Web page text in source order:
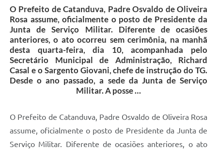
Contato
Editais
O Prefeito de Catanduva, Padre Osvaldo de Oliveira
Rosa assume, oficialmente o posto de Presidente da
Junta de Serviço Militar. Diferente de ocasiões
anteriores, o ato ocorreu sem cerimônia, na manhã
desta quarta-feira, dia 10, acompanhada pelo
Secretário Municipal de Administração, Richard
Casal e o Sargento Giovani, chefe de instrução do TG.
Desde o ano passado, a sede da Junta de Serviço
Militar. A posse …
O Prefeito de Catanduva, Padre Osvaldo de Oliveira Rosa
assume, oficialmente o posto de Presidente da Junta de
Serviço Militar. Diferente de ocasiões anteriores, o ato